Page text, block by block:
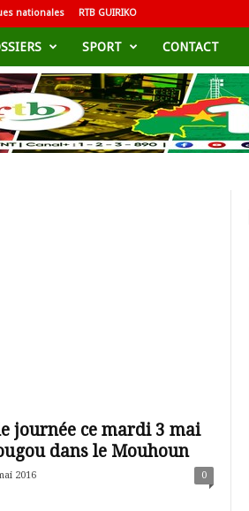
nationales RTB GUIRIKO
SPORT CONTACT
journée ce mardi 3 mai
dans le Mouhoun
2016 0